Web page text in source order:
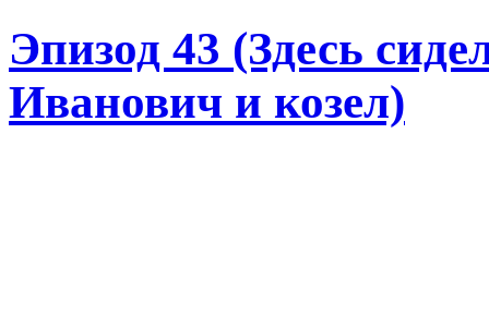
Эпизод 43 (Здесь
Иванович и козел)